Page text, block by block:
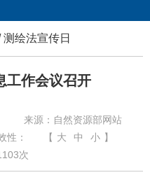
测绘法宣传日
工作会议召开
来源：自然资源部网站
性： 【 大 中 小 】
次